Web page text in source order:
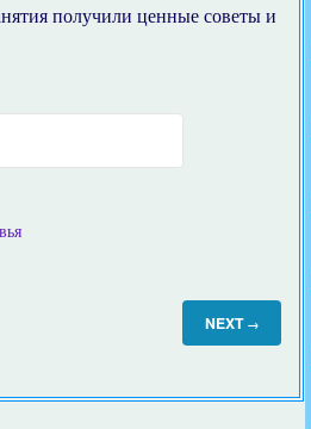
получили ценные советы и
NEXT →